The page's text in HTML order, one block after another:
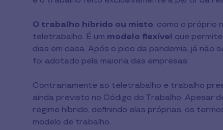
O trabalho híbrido ou misto, como o próprio
teletrabalho. É um modelo flexível que
dias em casa. Após o pico da pandemia, já
foi adotado pela maioria das empresas.
Contrariamente ao teletrabalho e trabalho
ainda previsto no Código do Trabalho. Apesar
regime híbrido, definindo elas próprias, os
modelo de trabalho.